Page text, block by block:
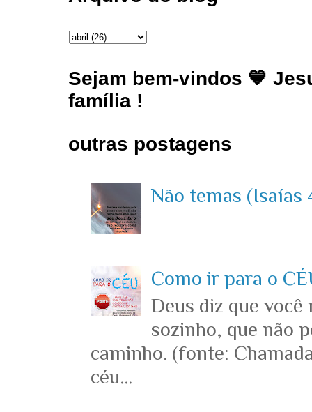
Sejam bem-vindos 💙
família !
outras postagens
Não temas (Isaías
Como ir para o
Deus diz que você
sozinho, que não
caminho. (fonte:
céu...